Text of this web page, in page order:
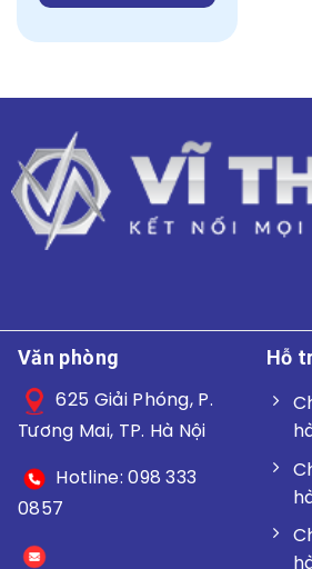
Văn phòng
625 Giải Phóng, P.
Tương Mai, TP. Hà Nội
Hotline: 098 333
0857
Hỗ